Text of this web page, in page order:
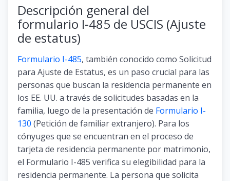
Descripción general del
formulario I-485 de USCIS (Ajuste
de estatus)
Formulario I-485, también conocido como Solicitud
para Ajuste de Estatus, es un paso crucial para las
personas que buscan la residencia permanente en
los EE. UU. a través de solicitudes basadas en la
familia, luego de la presentación de Formulario I-
130 (Petición de familiar extranjero). Para los
cónyuges que se encuentran en el proceso de
tarjeta de residencia permanente por matrimonio,
el Formulario I-485 verifica su elegibilidad para la
residencia permanente. La persona que solicita